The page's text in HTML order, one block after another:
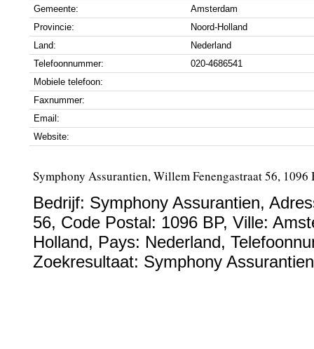
Gemeente:
Amsterdam
Provincie:
Noord-Holland
Land:
Nederland
Telefoonnummer:
020-4686541
Mobiele telefoon:
Faxnummer:
Email:
Website:
Symphony Assurantien, Willem Fenengastraat 56, 1096
Bedrijf: Symphony Assurantien,
56, Code Postal: 1096 BP, Ville:
Holland, Pays: Nederland,
Zoekresultaat: Symphony